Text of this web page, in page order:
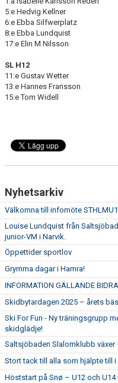
5:e Hedvig Kellner
6:e Ebba Silfwerplatz
8:e Ebba Lundquist
17:e Elin M Nilsson
SL H12
11:e Gustav Wetter
13:e Hannes Fransson
15:e Tom Widell
Nyhetsarkiv
Välkomna till infomöte
Louise Lundquist från
junior-VM i Narvik.
Öppettider sportlov
Grymma dagar i Hamra!
INFORMATION GÄLLANDE
Skidbytardagen 2025 – årets
Ski For Fun - Ny träningsgrupp
skidglädje!
Saltsjöbaden Slalomklubb växer
Stort tack till alla som hjälpte till
Höststart på Snø – U12 och